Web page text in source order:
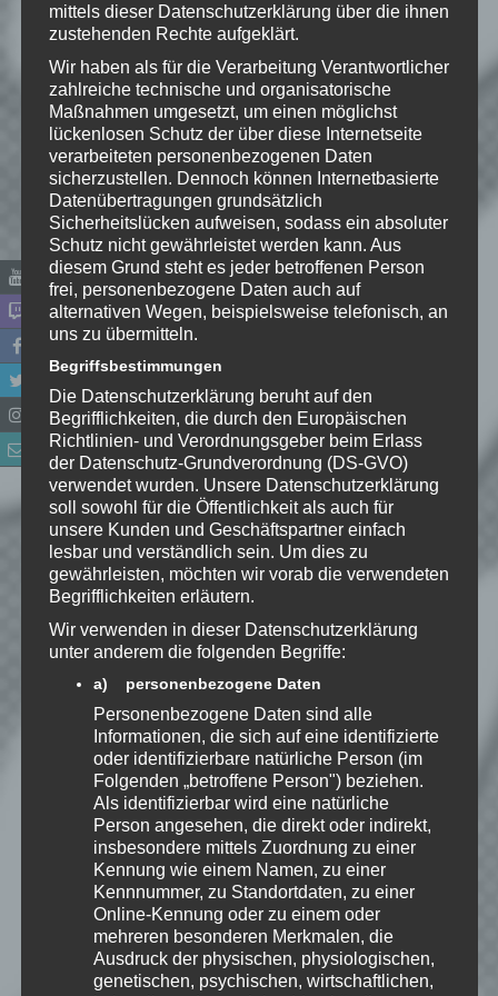
Schreibe einen Kommentar
Deine E-Mail-Adresse wird nicht
veröffentlicht. Erforderliche Felder
sind mit*markiert
Kommentar*
Name*
E-Mail-Adresse*
Website
*Ich habe die
Datenschutzerklärungzur
Kenntnis genommen. Ich stimme
zu, dass meine Angaben dauerhaft
gespeichert werden.
Benachrichtige mich über
nachfolgende Kommentare via E-
Mail.
Benachrichtige mich über neue
Beiträge via E-Mail.
mittels dieser Datenschutzerklärung über die ihnen
zustehenden Rechte aufgeklärt.
Wir haben als für die Verarbeitung Verantwortlicher
zahlreiche technische und organisatorische
Maßnahmen umgesetzt, um einen möglichst
lückenlosen Schutz der über diese Internetseite
verarbeiteten personenbezogenen Daten
sicherzustellen. Dennoch können Internetbasierte
Datenübertragungen grundsätzlich
Sicherheitslücken aufweisen, sodass ein absoluter
Schutz nicht gewährleistet werden kann. Aus
diesem Grund steht es jeder betroffenen Person
frei, personenbezogene Daten auch auf
alternativen Wegen, beispielsweise telefonisch, an
uns zu übermitteln.
Begriffsbestimmungen
Die Datenschutzerklärung beruht auf den
Begrifflichkeiten, die durch den Europäischen
Richtlinien- und Verordnungsgeber beim Erlass
der Datenschutz-Grundverordnung (DS-GVO)
verwendet wurden. Unsere Datenschutzerklärung
soll sowohl für die Öffentlichkeit als auch für
unsere Kunden und Geschäftspartner einfach
lesbar und verständlich sein. Um dies zu
gewährleisten, möchten wir vorab die verwendeten
Begrifflichkeiten erläutern.
Wir verwenden in dieser Datenschutzerklärung
unter anderem die folgenden Begriffe:
a) personenbezogene Daten
Personenbezogene Daten sind alle
Informationen, die sich auf eine identifizierte
oder identifizierbare natürliche Person (im
Folgenden „betroffene Person") beziehen.
Als identifizierbar wird eine natürliche
Person angesehen, die direkt oder indirekt,
insbesondere mittels Zuordnung zu einer
Kennung wie einem Namen, zu einer
Kennnummer, zu Standortdaten, zu einer
Online-Kennung oder zu einem oder
mehreren besonderen Merkmalen, die
Ausdruck der physischen, physiologischen,
genetischen, psychischen, wirtschaftlichen,